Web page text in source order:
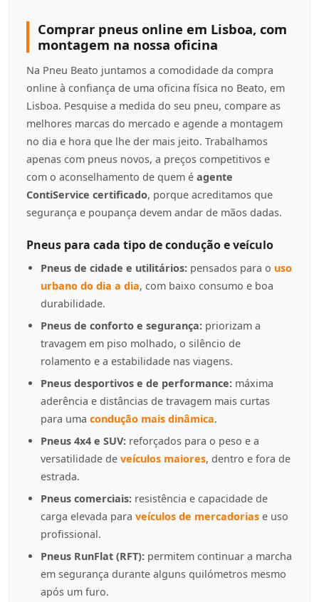
Comprar pneus online em Lisboa, com
montagem na nossa oficina
Na Pneu Beato juntamos a comodidade da compra
online à confiança de uma oficina física no Beato, em
Lisboa. Pesquise a medida do seu pneu, compare as
melhores marcas do mercado e agende a montagem
no dia e hora que lhe der mais jeito. Trabalhamos
apenas com pneus novos, a preços competitivos e
com o aconselhamento de quem é agente
ContiService certificado, porque acreditamos que
segurança e poupança devem andar de mãos dadas.
Pneus para cada tipo de condução e veículo
Pneus de cidade e utilitários: pensados para o uso
urbano do dia a dia, com baixo consumo e boa
durabilidade.
Pneus de conforto e segurança: priorizam a
travagem em piso molhado, o silêncio de
rolamento e a estabilidade nas viagens.
Pneus desportivos e de performance: máxima
aderência e distâncias de travagem mais curtas
para uma condução mais dinâmica.
Pneus 4x4 e SUV: reforçados para o peso e a
versatilidade de veículos maiores, dentro e fora de
estrada.
Pneus comerciais: resistência e capacidade de
carga elevada para veículos de mercadorias e uso
profissional.
Pneus RunFlat (RFT): permitem continuar a marcha
em segurança durante alguns quilómetros mesmo
após um furo.